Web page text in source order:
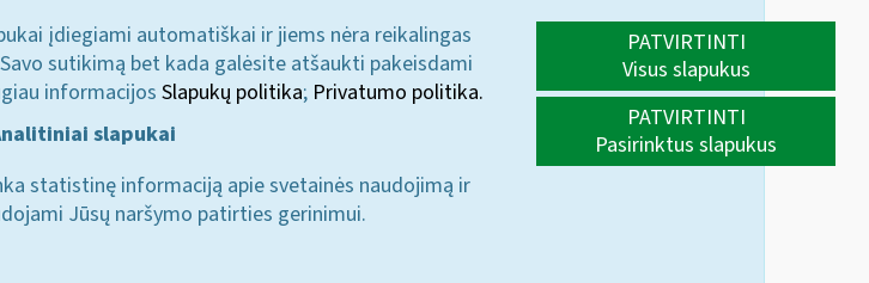
įdiegiami automatiškai ir jiems nėra reikalingas
sutikimą bet kada galėsite atšaukti pakeisdami
informacijos Slapukų politika; Privatumo politika.
slapukai
statistinę informaciją apie svetainės naudojimą ir
Jūsų naršymo patirties gerinimui.
PATVIRTINTI
Visus slapukus
PATVIRTINTI
Pasirinktus slapukus